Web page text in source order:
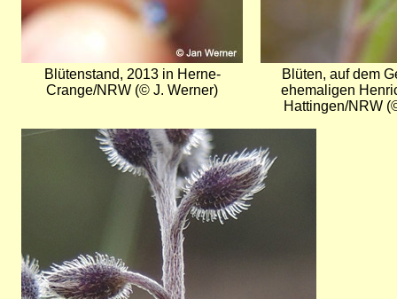
Blütenstand, 2013 in Herne-
Crange/NRW (© J. Werner)
Blüten, auf dem
ehemaligen
Hattingen/NRW
Bild